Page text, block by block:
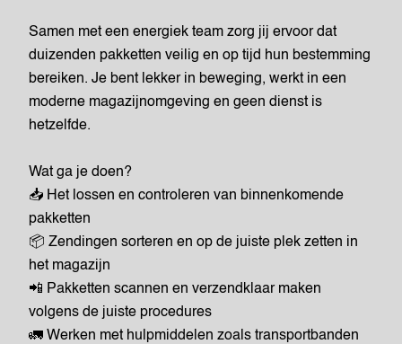
Samen met een energiek team zorg jij ervoor dat
duizenden pakketten veilig en op tijd hun bestemming
bereiken. Je bent lekker in beweging, werkt in een
moderne magazijnomgeving en geen dienst is
hetzelfde.
Wat ga je doen?
📥 Het lossen en controleren van binnenkomende
pakketten
📦 Zendingen sorteren en op de juiste plek zetten in
het magazijn
📲 Pakketten scannen en verzendklaar maken
volgens de juiste procedures
🚛 Werken met hulpmiddelen zoals transportbanden